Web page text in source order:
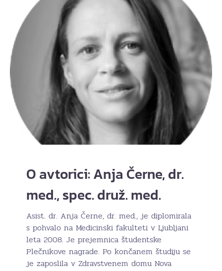
O avtorici: Anja Černe, dr.
med., spec. druž. med.
Asist. dr. Anja Černe, dr. med., je diplomirala
s pohvalo na Medicinski fakulteti v Ljubljani
leta 2008. Je prejemnica študentske
Plečnikove nagrade. Po končanem študiju se
je zaposlila v Zdravstvenem domu Nova